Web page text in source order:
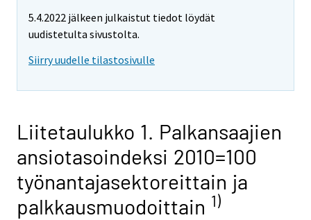
5.4.2022 jälkeen julkaistut tiedot löydät
uudistetulta sivustolta.
Siirry uudelle tilastosivulle
Liitetaulukko 1. Palkansaajien
ansiotasoindeksi 2010=100
työnantajasektoreittain ja
palkkausmuodoittain 1)